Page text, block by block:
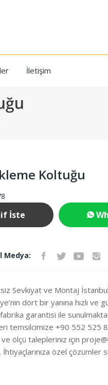
İletişim
Koltuğu
İste
Medya:
Sevkiyat ve Montaj
dört bir yanına hızlı ve
garantisi ile
temsilcimize +90 552 525
ölçü talepleriniz için
özel çözümler